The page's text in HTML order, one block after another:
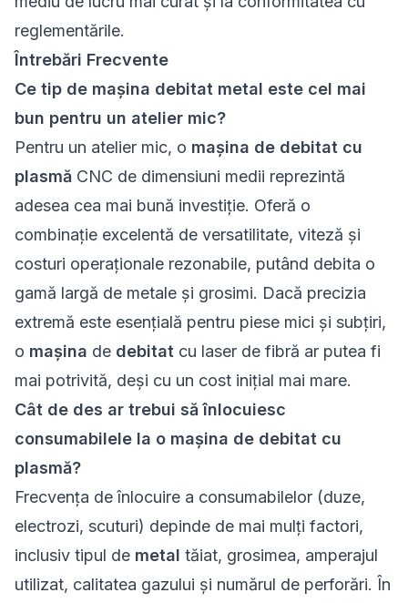
reglementările.
Întrebări Frecvente
Ce tip de mașina debitat metal este cel mai
bun pentru un atelier mic?
Pentru un atelier mic, o mașina de debitat cu
plasmă CNC de dimensiuni medii reprezintă
adesea cea mai bună investiție. Oferă o
combinație excelentă de versatilitate, viteză și
costuri operaționale rezonabile, putând debita o
gamă largă de metale și grosimi. Dacă precizia
extremă este esențială pentru piese mici și subțiri,
o mașina de debitat cu laser de fibră ar putea fi
mai potrivită, deși cu un cost inițial mai mare.
Cât de des ar trebui să înlocuiesc
consumabilele la o mașina de debitat cu
plasmă?
Frecvența de înlocuire a consumabilelor (duze,
electrozi, scuturi) depinde de mai mulți factori,
inclusiv tipul de metal tăiat, grosimea, amperajul
utilizat, calitatea gazului și numărul de perforări. În